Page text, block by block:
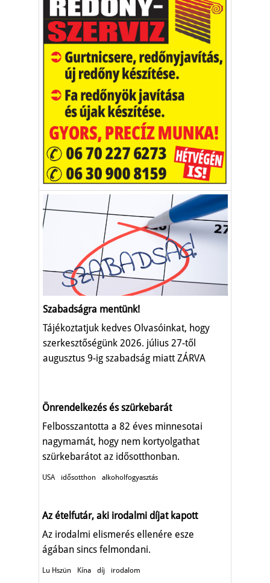
Szabadságra mentünk!
Tájékoztatjuk kedves Olvasóinkat, hogy
szerkesztőségünk 2026. július 27-től
augusztus 9-ig szabadság miatt ZÁRVA
Önrendelkezés és szürkebarát
Felbosszantotta a 82 éves minnesotai
nagymamát, hogy nem kortyolgathat
szürkebarátot az idősotthonban.
USA idősotthon alkoholfogyasztás
Az ételfutár, aki irodalmi díjat kapott
Az irodalmi elismerés ellenére esze
ágában sincs felmondani.
Lu Hszün Kína díj irodalom